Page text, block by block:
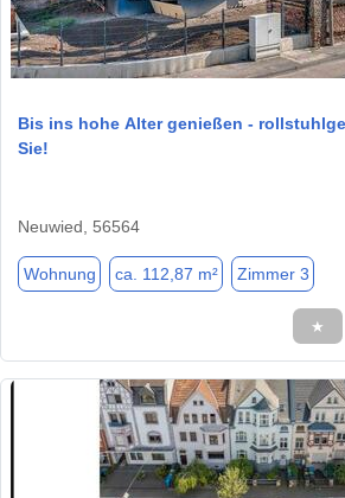
Bis ins hohe Alter genießen -
Sie!
Neuwied, 56564
Wohnung ca. 112,87 m² Zimmer 3
★